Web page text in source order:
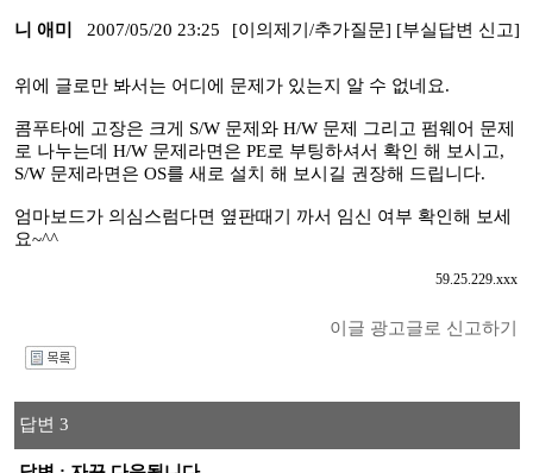
니 애미 2007/05/20 23:25 [이의제기/추가질문] [부실답변 신고]
위에 글로만 봐서는 어디에 문제가 있는지 알 수 없네요.
콤푸타에 고장은 크게 S/W 문제와 H/W 문제 그리고 펌웨어 문제
로 나누는데 H/W 문제라면은 PE로 부팅하셔서 확인 해 보시고,
S/W 문제라면은 OS를 새로 설치 해 보시길 권장해 드립니다.
엄마보드가 의심스럼다면 옆판때기 까서 임신 여부 확인해 보세
요~^^
59.25.229.xxx
이글 광고글로 신고하기
답변 3